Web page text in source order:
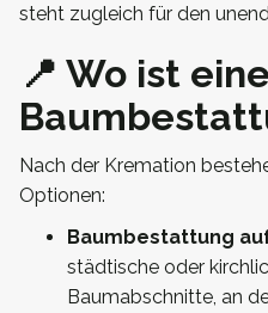
steht zugleich für den
📍 Wo ist eine
Nach der Kremation
Optionen:
Baumbestattung
städtische oder
Baumabschnitte, an